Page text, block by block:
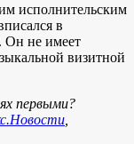
исполнительским
в
Он не имеет
визитной
первыми?